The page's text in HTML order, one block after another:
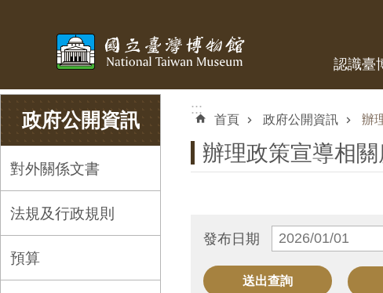
認識臺
政府公開資訊
對外關係文書
法規及行政規則
預算
:::
首頁 政府公開資訊 辦
辦理政策宣導相
發布日期